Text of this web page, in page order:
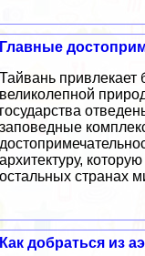
Главные
Тайвань привлекает
великолепной
государства
заповедные
архитектуру,
остальных странах
Как добраться из